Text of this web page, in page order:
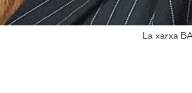
La xarxa